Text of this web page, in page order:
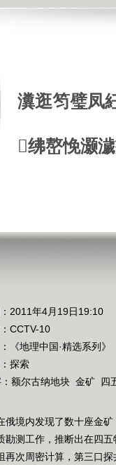
瀵逛笉璧凤
绋嶅悗灏
2011年4月19日19:10
CCTV-10
《地理中国·精选系列》
探索
额尔古纳地块 金矿 四
境内发现了数十座金
测工作，推断出在四
次周密计算，第三口